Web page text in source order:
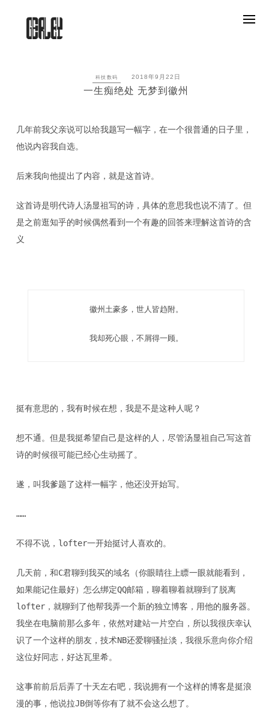
content
科技数码 2018年9月22日
一生痴绝处 无梦到徽州
几年前我父亲说可以给我题写一幅字，在一个很普通的日子里，
他说内容我自选。
后来我向他提出了内容，就是这首诗。
这首诗是明代诗人汤显祖写的诗，具体的意思我也说不清了。但
是之前逛知乎的时候偶然看到一个有趣的回答来理解这首诗的含
义
徽州土豪多，世人皆趋附。
我却死心眼，不屑得一顾。
挺有意思的，我有时候在想，我是不是这种人呢？
想不通。但是我挺希望自己是这样的人，尽管汤显祖自己写这首
诗的时候很可能已经心生动摇了。
遂，叫我爹题了这样一幅字，他还没开始写。
……
不得不说，lofter一开始挺讨人喜欢的。
几天前，和C君聊到我买的域名（你眼睛往上瞟一眼就能看到，
如果能记住最好）怎么绑定QQ邮箱，聊着聊着就聊到了脱离
lofter，就聊到了他帮我弄一个新的独立博客，用他的服务器。
我坐在电脑前那么多年，依然对建站一片空白，所以我很庆幸认
识了一个这样的朋友，技术NB还爱聊骚扯淡，我很乐意向你介绍
这位好同志，好达瓦里希。
这事前前后后弄了十天左右吧，我说拥有一个这样的博客是挺浪
漫的事，他说拉JB倒等你有了就不会这么想了。